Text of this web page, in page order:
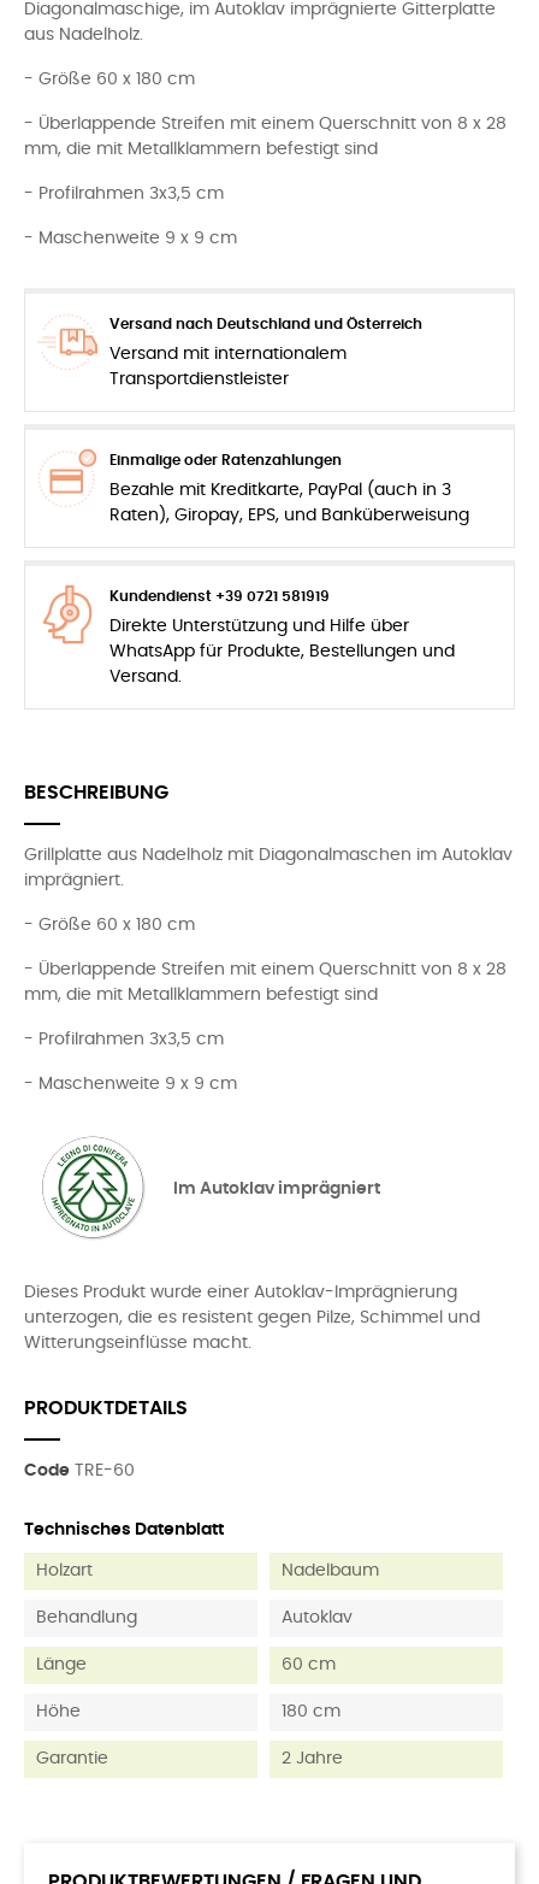
Diagonalmaschige, im Autoklav imprägnierte Gitterplatte
aus Nadelholz.
- Größe 60 x 180 cm
- Überlappende Streifen mit einem Querschnitt von 8 x 28
mm, die mit Metallklammern befestigt sind
- Profilrahmen 3x3,5 cm
- Maschenweite 9 x 9 cm
Versand nach Deutschland und Österreich
Versand mit internationalem
Transportdienstleister
Einmalige oder Ratenzahlungen
Bezahle mit Kreditkarte, PayPal (auch in 3
Raten), Giropay, EPS, und Banküberweisung
Kundendienst +39 0721 581919
Direkte Unterstützung und Hilfe über
WhatsApp für Produkte, Bestellungen und
Versand.
BESCHREIBUNG
Grillplatte aus Nadelholz mit Diagonalmaschen im Autoklav
imprägniert.
- Größe 60 x 180 cm
- Überlappende Streifen mit einem Querschnitt von 8 x 28
mm, die mit Metallklammern befestigt sind
- Profilrahmen 3x3,5 cm
- Maschenweite 9 x 9 cm
Im Autoklav imprägniert
Dieses Produkt wurde einer Autoklav-Imprägnierung
unterzogen, die es resistent gegen Pilze, Schimmel und
Witterungseinflüsse macht.
PRODUKTDETAILS
Code TRE-60
Technisches Datenblatt
Holzart Nadelbaum
Behandlung Autoklav
Länge 60 cm
Höhe 180 cm
Garantie 2 Jahre